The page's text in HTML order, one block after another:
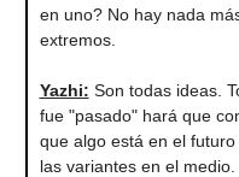
en uno? No hay nada
extremos.
Yazhi: Son todas ideas.
fue "pasado" hará que
que algo está en el
las variantes en el medio.